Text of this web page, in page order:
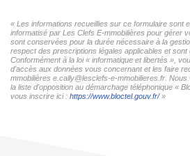
« Les informations recueillies sur ce formulaire sont
informatisé par Les Clefs E-mmobilières pour gérer
sont conservées pour la durée nécessaire à la
respect des prescriptions légales applicables et
Conformément à la loi « informatique et libertés »,
d'accès aux données vous concernant et les faire
mmobilières e.cally@lesclefs-e-mmobilieres.fr.
la liste d'opposition au démarchage téléphonique «
vous inscrire ici : https://www.bloctel.gouv.fr/»